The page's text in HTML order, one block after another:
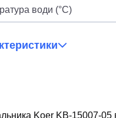
води (°C)
Koer KB-15007-05